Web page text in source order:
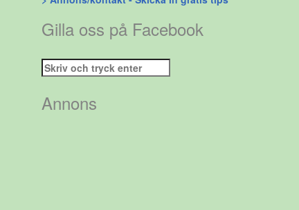
Gilla oss på Facebook
Sök
efter:
Annons